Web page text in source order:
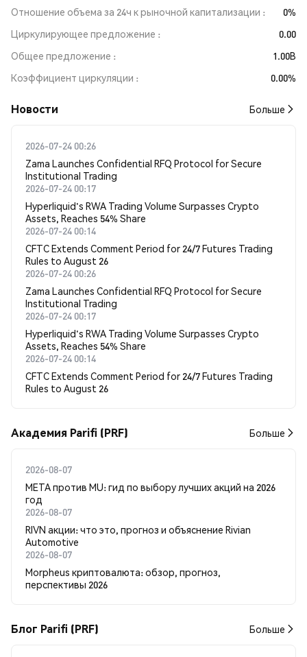
Отношение объема за 24ч к рыночной капитализации
0%
Циркулирующее предложение
0.00
Общее предложение
1.00B
Коэффициент циркуляции
0.00%
Новости Больше
2026-07-24 00:26
Zama Launches Confidential RFQ Protocol for Secure
Institutional Trading
2026-07-24 00:17
Hyperliquid's RWA Trading Volume Surpasses Crypto
Assets, Reaches 54% Share
2026-07-24 00:14
CFTC Extends Comment Period for 24/7 Futures Trading
Rules to August 26
2026-07-24 00:26
Zama Launches Confidential RFQ Protocol for Secure
Institutional Trading
2026-07-24 00:17
Hyperliquid's RWA Trading Volume Surpasses Crypto
Assets, Reaches 54% Share
2026-07-24 00:14
CFTC Extends Comment Period for 24/7 Futures Trading
Rules to August 26
Академия Parifi (PRF) Больше
2026-08-07
META против MU: гид по выбору лучших акций на 2026
год
2026-08-07
RIVN акции: что это, прогноз и объяснение Rivian
Automotive
2026-08-07
Morpheus криптовалюта: обзор, прогноз,
перспективы 2026
Блог Parifi (PRF) Больше